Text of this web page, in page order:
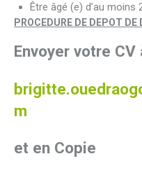
Être âgé (e) d’au moins
PROCEDURE DE DEPOT DE
Envoyer votre CV
m
et en Copie